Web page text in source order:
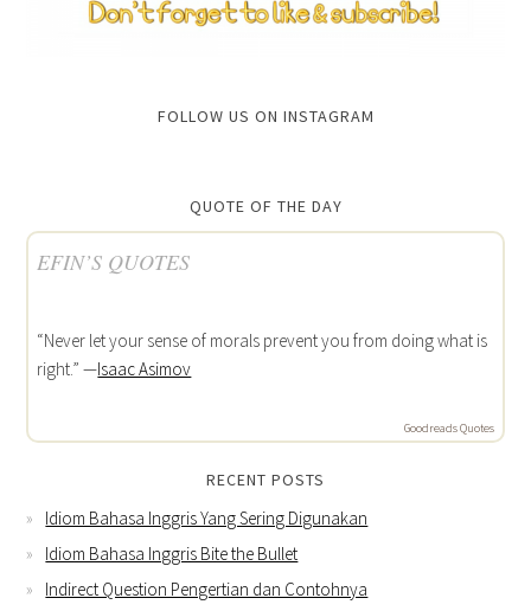
FOLLOW US ON INSTAGRAM
QUOTE OF THE DAY
EFIN’S QUOTES
“Never let your sense of morals prevent you from doing what is
right.” —Isaac Asimov
Goodreads Quotes
RECENT POSTS
Idiom Bahasa Inggris Yang Sering Digunakan
Idiom Bahasa Inggris Bite the Bullet
Indirect Question Pengertian dan Contohnya